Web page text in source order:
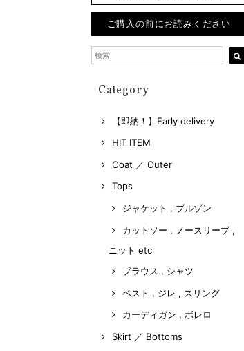
ご購入の前にお読みください
Category
【即納！】Early delivery
HIT ITEM
Coat ／ Outer
Tops
ジャケット , ブルゾン
カットソー , ノースリーブ ,
ニット etc
ブラウス , シャツ
ベスト , ジレ , スリング
カーディガン , ボレロ
Skirt ／ Bottoms